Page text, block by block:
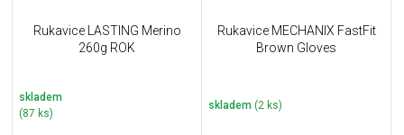
Rukavice LASTING Merino
260g ROK
skladem
(87 ks)
Rukavice MECHANIX FastFit
Brown Gloves
skladem (2 ks)